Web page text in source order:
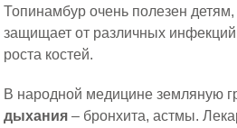
Топинамбур очень полезен детям,
защищает от различных
роста костей.
В народной медицине земляную
дыхания – бронхита, астмы.